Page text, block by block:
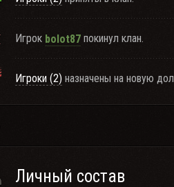
Игрок bolot87 покинул клан.
Игроки (2) назначены на новую
Личный состав